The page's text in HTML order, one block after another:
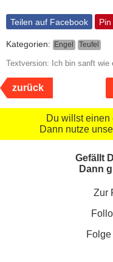
Teilen auf Facebook
Kategorien: Engel Teufel
Textversion: Ich bin sanft wie
zurück
Du willst
Dann nutze
Gefällt
Dann
Zur